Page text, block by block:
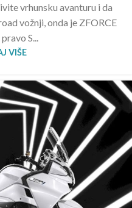
vrhunsku avanturu i da
vožnji, onda je ZFORCE
S...
VIŠE